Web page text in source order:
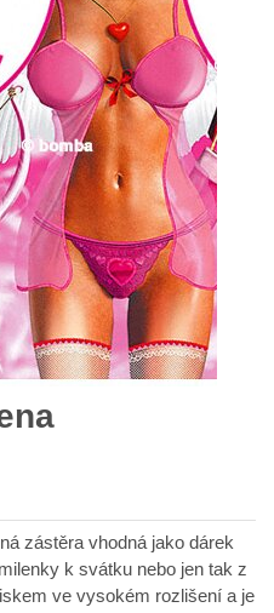
zástěra vhodná jako dárek
k svátku nebo jen tak z
ve vysokém rozlišení a je